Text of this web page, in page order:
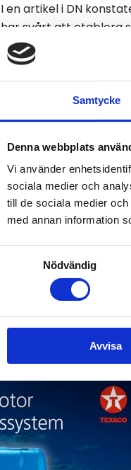
Samtycke
Denna webbplats
Vi använder
sociala medier och
till de sociala medier
med annan information
Nödvändig
Avvisa
I en artikel i DN
har svårt att etablera
påpekar också att
kvalitet, vilket gör att
också att den nya
många
att det kommer att ta
Tipsa
Tipsa oss om
Mejla oss